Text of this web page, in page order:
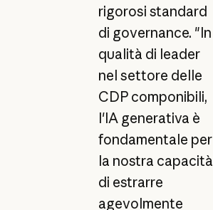
rigorosi standard
di governance. "In
qualità di leader
nel settore delle
CDP componibili,
l'IA generativa è
fondamentale per
la nostra capacità
di estrarre
agevolmente